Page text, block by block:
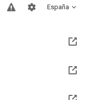
España
(Quedan 73 años)